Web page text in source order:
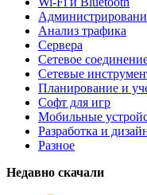
Анализ трафика
Сервера
Сетевое
Сетевые
Планирование и
Софт для игр
Мобильные
Разработка и
Разное
Недавно скачали